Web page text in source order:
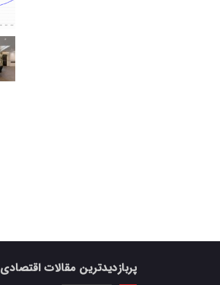
پربازدیدترین مقالات اقتصادی